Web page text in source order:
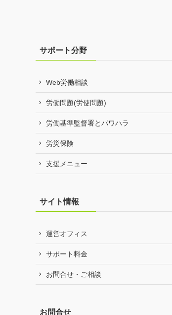
サポート分野
Web労働相談
労働問題(労使問題)
労働基準監督署とパワハラ
労災保険
支援メニュー
サイト情報
運営オフィス
サポート料金
お問合せ・ご相談
お問合せ